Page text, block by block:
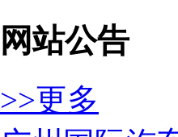
网站公告
>>更多